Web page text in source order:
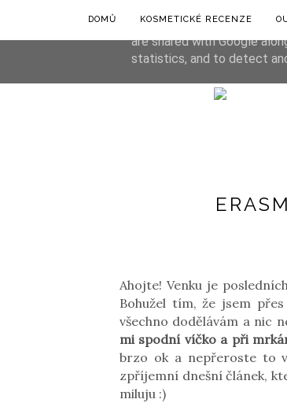
DOMŮ KOSMETICKÉ RECENZE
Ahojte! Venku je
Bohužel tím, že jsem
všechno dodělávám a nic
mi spodní víčko a při
brzo ok a nepřeroste to
zpříjemní dnešní článek,
miluju :)
This site uses cookies
are shared with Google
statistics, and to detect